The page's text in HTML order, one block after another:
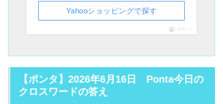
Yahooショッピングで探す
ポチップ
【ポンタ】2026年6月16日 Ponta今日の
クロスワードの答え